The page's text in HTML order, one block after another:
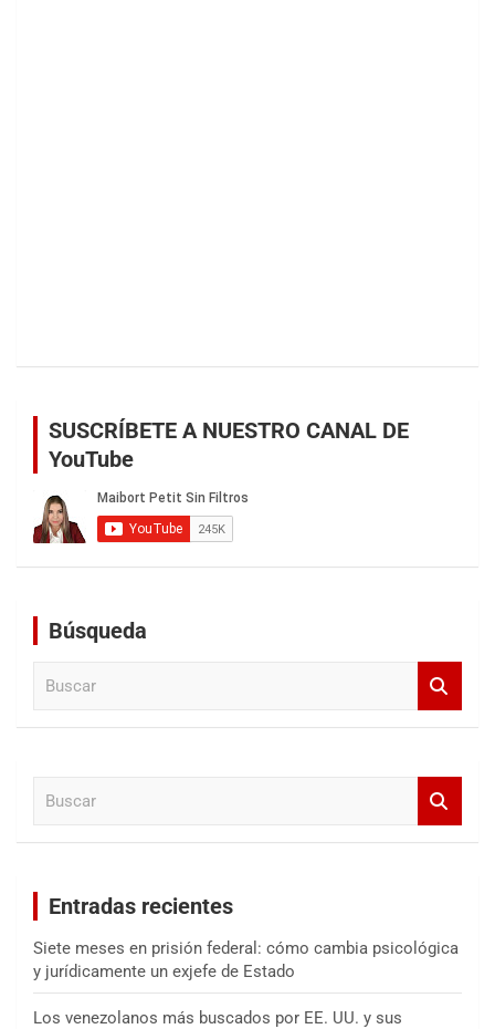
SUSCRÍBETE A NUESTRO CANAL DE
YouTube
Búsqueda
Entradas recientes
Siete meses en prisión federal: cómo cambia psicológica
y jurídicamente un exjefe de Estado
Los venezolanos más buscados por EE. UU. y sus